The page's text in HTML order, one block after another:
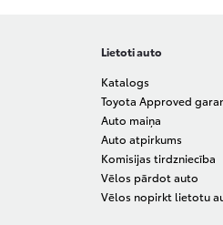
Lietoti auto
Katalogs
Toyota Approved
Auto maiņa
Auto atpirkums
Komisijas tirdzniecība
Vēlos pārdot auto
Vēlos nopirkt lietotu